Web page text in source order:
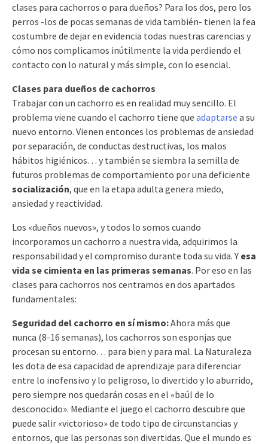
clases para cachorros o para dueños? Para los dos, pero los
perros -los de pocas semanas de vida también- tienen la fea
costumbre de dejar en evidencia todas nuestras carencias y
cómo nos complicamos inútilmente la vida perdiendo el
contacto con lo natural y más simple, con lo esencial.
Clases para dueños de cachorros
Trabajar con un cachorro es en realidad muy sencillo. El
problema viene cuando el cachorro tiene que adaptarse a su
nuevo entorno. Vienen entonces los problemas de ansiedad
por separación, de conductas destructivas, los malos
hábitos higiénicos… y también se siembra la semilla de
futuros problemas de comportamiento por una deficiente
socialización, que en la etapa adulta genera miedo,
ansiedad y reactividad.
Los «dueños nuevos», y todos lo somos cuando
incorporamos un cachorro a nuestra vida, adquirimos la
responsabilidad y el compromiso durante toda su vida. Y esa
vida se cimienta en las primeras semanas. Por eso en las
clases para cachorros nos centramos en dos apartados
fundamentales:
Seguridad del cachorro en sí mismo:Ahora más que
nunca (8-16 semanas), los cachorros son esponjas que
procesan su entorno… para bien y para mal. La Naturaleza
les dota de esa capacidad de aprendizaje para diferenciar
entre lo inofensivo y lo peligroso, lo divertido y lo aburrido,
pero siempre nos quedarán cosas en el «baúl de lo
desconocido». Mediante el juego el cachorro descubre que
puede salir «victorioso» de todo tipo de circunstancias y
entornos, que las personas son divertidas. Que el mundo es